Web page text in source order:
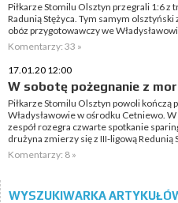
Piłkarze Stomilu Olsztyn przegrali 1:6 z
Radunią Stężyca. Tym samym olsztyński
obóz przygotowawczy we
Komentarzy: 33 »
17.01.20 12:00
W sobotę pożegnanie z
Piłkarze Stomilu Olsztyn powoli kończą
Władysławowie w ośrodku Cetniewo.
zespół rozegra czwarte spotkanie
drużyna zmierzy się z III-ligową Redunią
Komentarzy: 8 »
WYSZUKIWARKA